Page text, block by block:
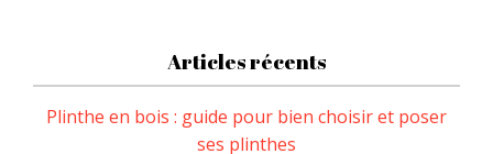
Articles récents
Plinthe en bois : guide pour bien choisir et poser
ses plinthes